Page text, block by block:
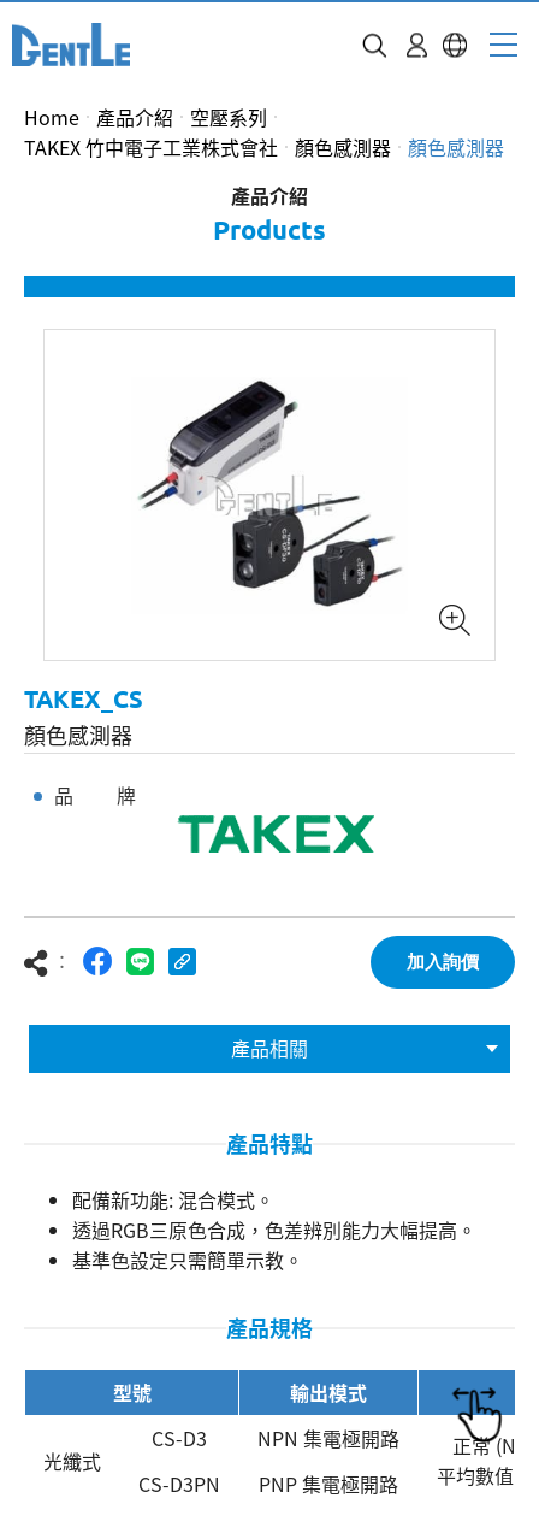
Home 產品介紹
空壓系列
TAKEX 竹中電子工業株式會社
顏色感測器 顏色感測器
產品介紹
Products
TAKEX_CS
顏色感測器
品 牌
： 加入詢價
產品相關
產品特點
配備新功能: 混合模式。
透過RGB三原色合成，色差辨別能力大幅提高。
基準色設定只需簡單示教。
產品規格
型號 輸出模式
光纖式
CS-D3 NPN 集電極開路
正常
平均數值
CS-D3PN PNP 集電極開路